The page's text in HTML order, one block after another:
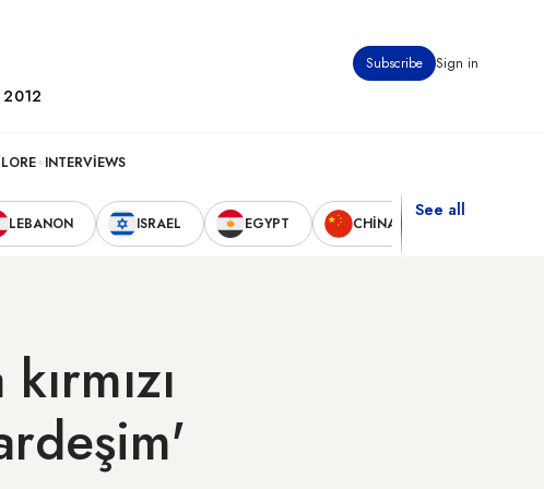
Subscribe Sign in
2012
INTERVIEWS
LEBANON ISRAEL EGYPT CHINA
See all